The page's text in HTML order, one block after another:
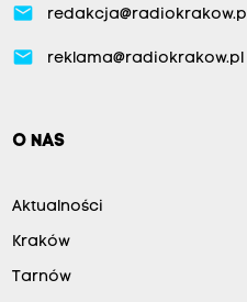
email redakcja@radiokrakow.pl
email reklama@radiokrakow.pl
O NAS
Aktualności
Kraków
Tarnów